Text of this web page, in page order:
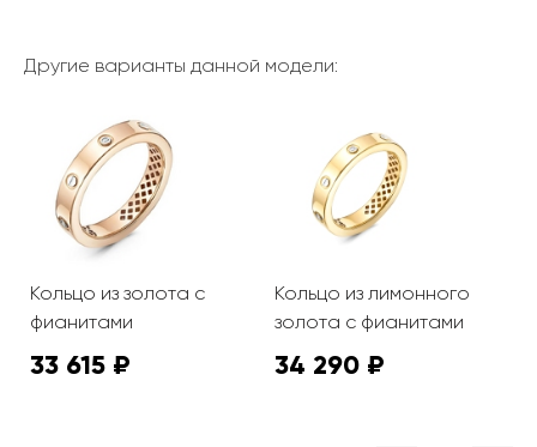
Другие варианты данной модели:
Кольцо из золота с
фианитами
33 615 ₽
Кольцо из лимонного
золота с фианитами
34 290 ₽